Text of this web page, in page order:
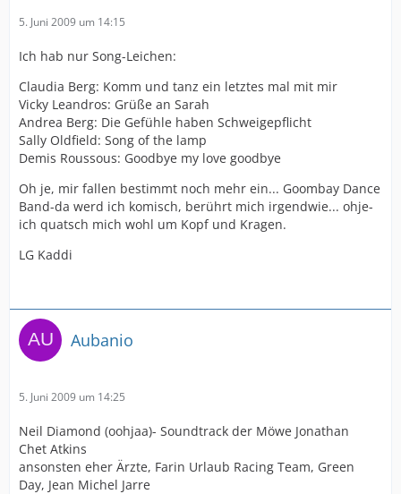
5. Juni 2009 um 14:15
Ich hab nur Song-Leichen:
Claudia Berg: Komm und tanz ein letztes mal mit mir
Vicky Leandros: Grüße an Sarah
Andrea Berg: Die Gefühle haben Schweigepflicht
Sally Oldfield: Song of the lamp
Demis Roussous: Goodbye my love goodbye
Oh je, mir fallen bestimmt noch mehr ein... Goombay Dance
Band-da werd ich komisch, berührt mich irgendwie... ohje-
ich quatsch mich wohl um Kopf und Kragen.
LG Kaddi
Aubanio
5. Juni 2009 um 14:25
Neil Diamond (oohjaa)- Soundtrack der Möwe Jonathan
Chet Atkins
ansonsten eher Ärzte, Farin Urlaub Racing Team, Green
Day, Jean Michel Jarre